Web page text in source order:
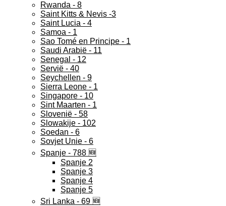
Rwanda - 8
Saint Kitts & Nevis -3
Saint Lucia - 4
Samoa - 1
Sao Tomé en Principe - 1
Saudi Arabië - 11
Senegal - 12
Servië - 40
Seychellen - 9
Sierra Leone - 1
Singapore - 10
Sint Maarten - 1
Slovenië - 58
Slowakije - 102
Soedan - 6
Sovjet Unie - 6
Spanje - 788 🆕
Spanje 2
Spanje 3
Spanje 4
Spanje 5
Sri Lanka - 69 🆕